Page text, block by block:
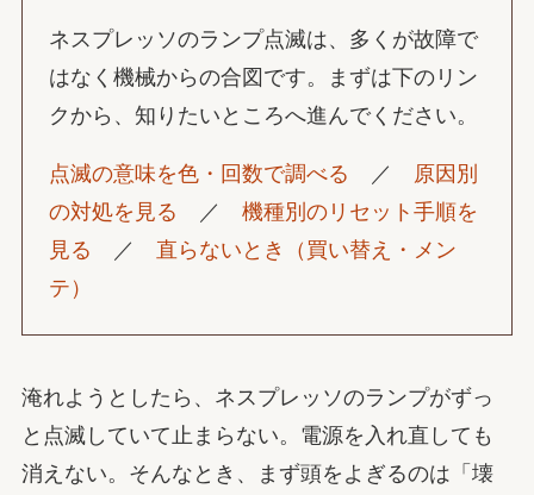
ネスプレッソのランプ点滅は、多くが故障で
はなく機械からの合図です。まずは下のリン
クから、知りたいところへ進んでください。
点滅の意味を色・回数で調べる ／ 原因別
の対処を見る
／機種別のリセット手順を
見る
／ 直らないとき（買い替え・メン
テ）
淹れようとしたら、ネスプレッソのランプがずっ
と点滅していて止まらない。電源を入れ直しても
消えない。そんなとき、まず頭をよぎるのは「壊